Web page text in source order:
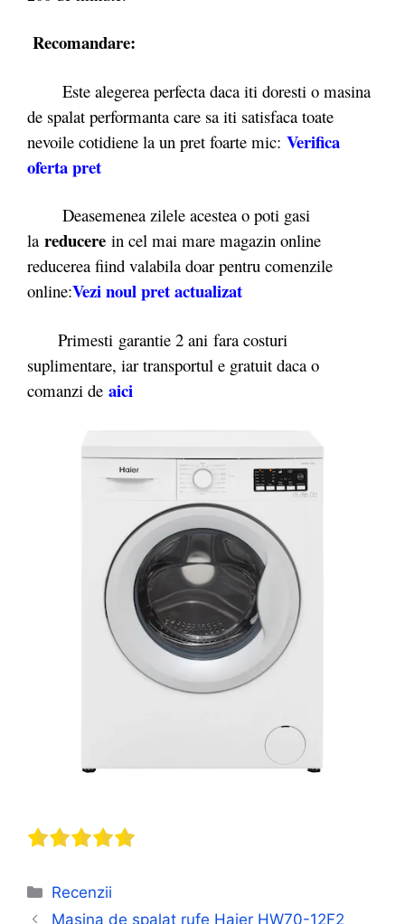
Recomandare:
Este alegerea perfecta daca iti doresti o masina
de spalat performanta care sa iti satisfaca toate
nevoile cotidiene la un pret foarte mic: Verifica
oferta pret
Deasemenea zilele acestea o poti gasi
la reducere in cel mai mare magazin online
reducerea fiind valabila doar pentru comenzile
online:Vezi noul pret actualizat
Primesti garantie 2 ani fara costuri
suplimentare, iar transportul e gratuit daca o
comanzi de aici
Categorii
Recenzii
Masina de spalat rufe Haier HW70-12F2